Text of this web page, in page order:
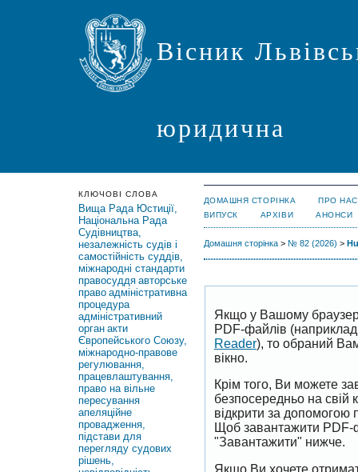
Вісник
юридична
КЛЮЧОВІ СЛОВА
Вища Рада Юстиції,
Національна Рада
Судівництва,
незалежність судів і
самостійність суддів,
міжнародні стандарти
правосуддя авторське
право адміністративна
процедура
адміністративний
орган акти
Європейського Союзу,
міжнародно-правове
регулювання,
працевлаштування,
право на вільне
пересування
апеляційне
провадження,
підстави для
перегляду судових
рішень,
ДОМАШНЯ СТОРІНКА
ПРО НАС
ВИПУСК
АРХІВИ АНОНСИ
Домашня сторінка> № 82 (2026) >
Якщо у Вашому
PDF-файлів
Reader), то обраний
вікно.
Крім того, Ви можете
безпосередньо на
відкрити за
Щоб завантажити PDF-
"Завантажити" нижче.
Якщо Ви хочете